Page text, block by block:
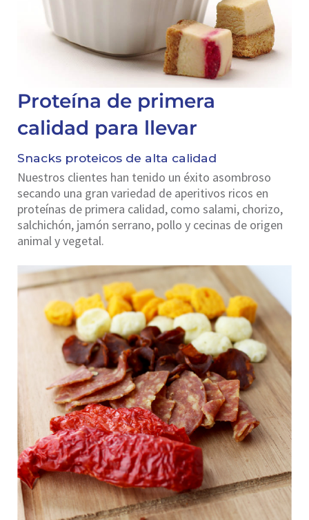
Proteína de primera
calidad para llevar
Snacks proteicos de alta calidad
Nuestros clientes han tenido un éxito asombroso
secando una gran variedad de aperitivos ricos en
proteínas de primera calidad, como salami, chorizo,
salchichón, jamón serrano, pollo y cecinas de origen
animal y vegetal.